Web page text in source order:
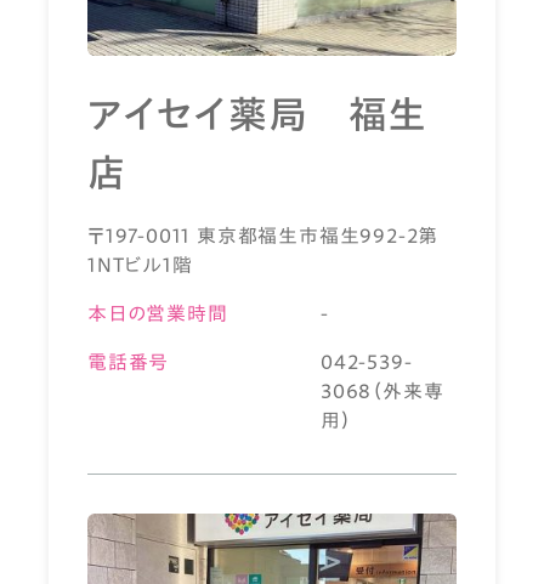
アイセイ薬局 福生
店
〒197-0011 東京都福生市福生992-2第
1NTビル1階
本日の営業時間 -
電話番号
042-539-
3068（外来専
用）